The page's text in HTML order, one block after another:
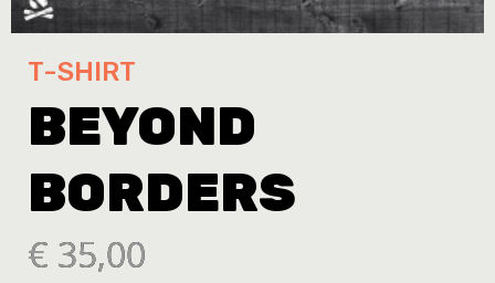
T-SHIRT
BEYOND
BORDERS
€ 35,00